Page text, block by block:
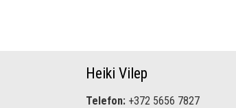
Heiki Vilep
Telefon: +372 5656 7827